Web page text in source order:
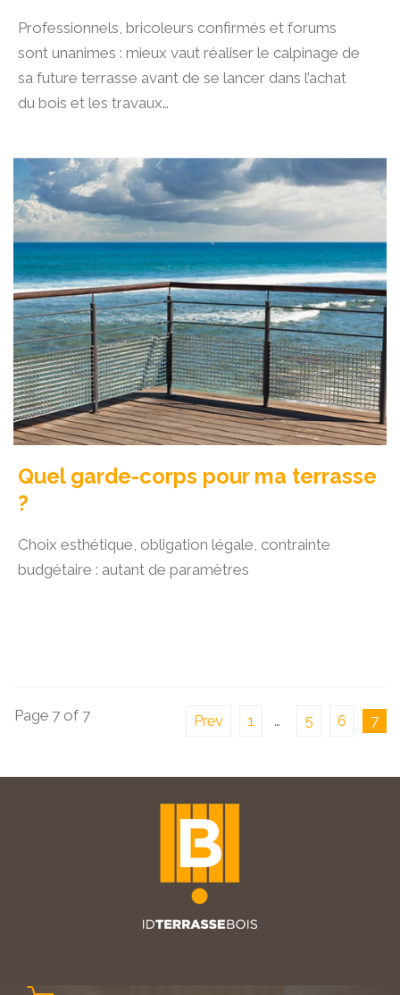
Professionnels, bricoleurs confirmés et forums
sont unanimes : mieux vaut réaliser le calpinage de
sa future terrasse avant de se lancer dans l’achat
du bois et les travaux…
Quel garde-corps pour ma terrasse
?
Choix esthétique, obligation légale, contrainte
budgétaire : autant de paramètres
Page 7 of 7 Prev 1 … 5 6 7